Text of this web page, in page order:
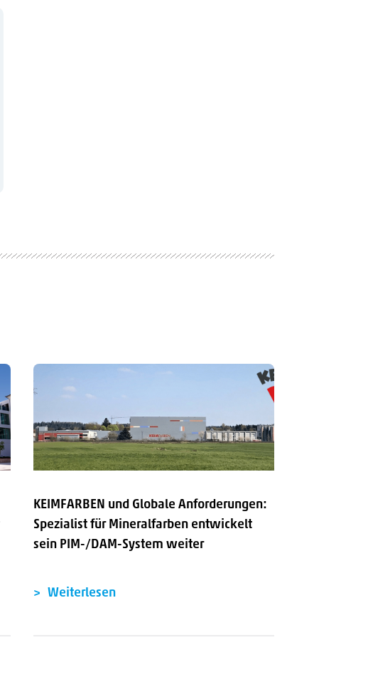
KEIMFARBEN und Globale Anforderungen:
Spezialist für Mineralfarben entwickelt
sein PIM-/DAM-System weiter
Weiterlesen